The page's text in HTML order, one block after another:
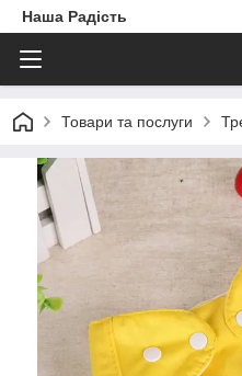
Наша Радість
Товари та послуги